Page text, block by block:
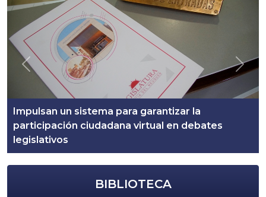
un sistema para garantizar la
ciudadana virtual en debates
Previous Next
BIBLIOTECA